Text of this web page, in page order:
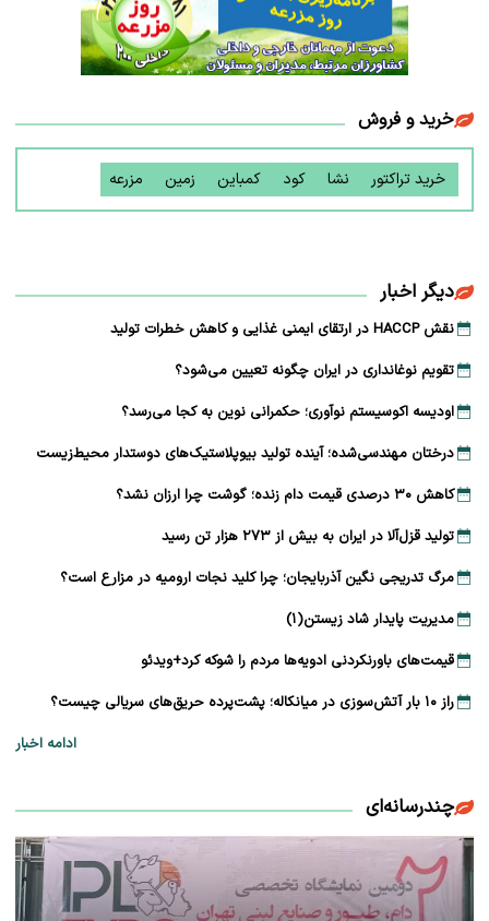
خرید و فروش
خرید تراکتور نشا کود کمباین زمین مزرعه
دیگر اخبار
نقش HACCP در ارتقای ایمنی غذایی و کاهش خطرات تولید
تقویم نوغانداری در ایران چگونه تعیین می‌شود؟
اودیسه اکوسیستم نوآوری؛ حکمرانی نوین به کجا می‌رسد؟
درختان مهندسی‌شده؛ آینده تولید بیوپلاستیک‌های دوستدار محیط‌زیست
کاهش ۳۰ درصدی قیمت دام زنده؛ گوشت چرا ارزان نشد؟
تولید قزل‌آلا در ایران به بیش از ۲۷۳ هزار تن رسید
مرگ تدریجی نگین آذربایجان؛ چرا کلید نجات ارومیه در مزارع است؟
مدیریت پایدار شاد زیستن(۱)
قیمت‌های باورنکردنی ادویه‌ها مردم را شوکه کرد+ویدئو
راز ۱۰ بار آتش‌سوزی در میانکاله؛ پشت‌پرده حریق‌های سریالی چیست؟
ادامه اخبار
چندرسانه‌ای